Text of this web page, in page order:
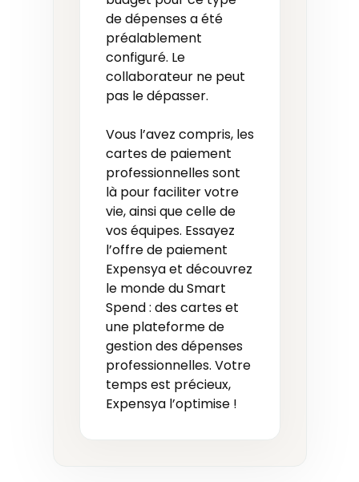
de dépenses a été
préalablement
configuré. Le
collaborateur ne peut
pas le dépasser.
Vous l’avez compris, les
cartes de paiement
professionnelles sont
là pour faciliter votre
vie, ainsi que celle de
vos équipes. Essayez
l’offre de paiement
Expensya et découvrez
le monde du Smart
Spend : des cartes et
une plateforme de
gestion des dépenses
professionnelles. Votre
temps est précieux,
Expensya l’optimise !